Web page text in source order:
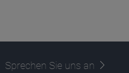
Sprechen Sie uns an